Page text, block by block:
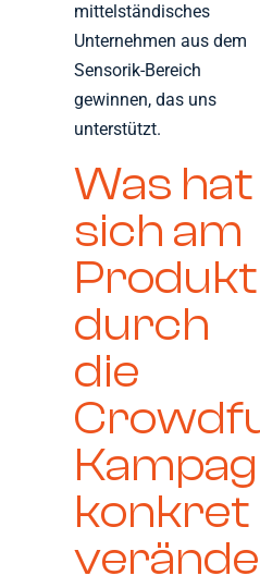
mittelständisches
Unternehmen aus dem
Sensorik-Bereich
gewinnen, das uns
unterstützt.
Was hat
sich am
Produkt
durch
die
konkret